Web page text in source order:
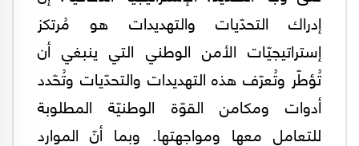
إدراك التحدّيات والتهديدات هو مُرتكز
إستراتيجيّات الأمن الوطني التي ينبغي أن
تُؤطّر وتُعرّف هذه التهديدات والتحدّيات وتُحّدد
أدوات ومكامن القوّة الوطنيّة المطلوبة
للتعامل معها ومواجهتها. وبما أنّ الموارد